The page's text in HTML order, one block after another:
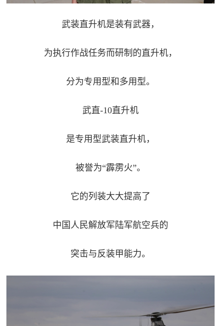
武装直升机是装有武器，
为执行作战任务而研制的直升机，
分为专用型和多用型。
武直-10直升机
是专用型武装直升机，
被誉为“霹雳火”。
它的列装大大提高了
中国人民解放军陆军航空兵的
突击与反装甲能力。